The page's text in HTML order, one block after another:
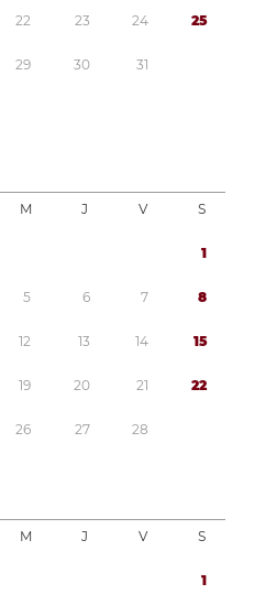
22 23 24 25
29 30 31
M J V S
1
5 6 7 8
12 13 14 15
19 20 21 22
26 27 28
M J V S
1